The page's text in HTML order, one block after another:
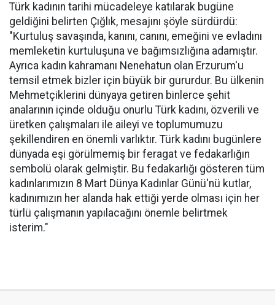
Türk kadının tarihi mücadeleye katılarak bugüne
geldiğini belirten Çığlık, mesajını şöyle sürdürdü:
"Kurtuluş savaşında, kanını, canını, emeğini ve evladını
memleketin kurtuluşuna ve bağımsızlığına adamıştır.
Ayrıca kadın kahramanı Nenehatun olan Erzurum'u
temsil etmek bizler için büyük bir gururdur. Bu ülkenin
Mehmetçiklerini dünyaya getiren binlerce şehit
analarının içinde olduğu onurlu Türk kadını, özverili ve
üretken çalışmaları ile aileyi ve toplumumuzu
şekillendiren en önemli varlıktır. Türk kadını bugünlere
dünyada eşi görülmemiş bir feragat ve fedakarlığın
sembolü olarak gelmiştir. Bu fedakarlığı gösteren tüm
kadınlarımızın 8 Mart Dünya Kadınlar Günü'nü kutlar,
kadınımızın her alanda hak ettiği yerde olması için her
türlü çalışmanın yapılacağını önemle belirtmek
isterim."